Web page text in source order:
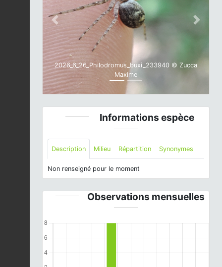
2026_6_26_Philodromus_buxi_233940 © Zucca
Maxime
Previous Next
Informations espèce
Description Milieu Répartition Synonymes
Non renseigné pour le moment
Observations mensuelles